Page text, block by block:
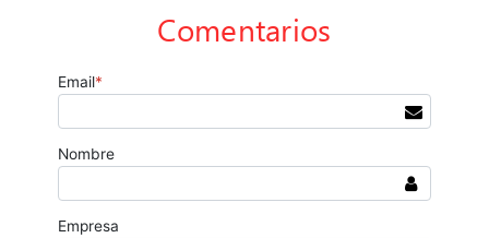
Comentarios